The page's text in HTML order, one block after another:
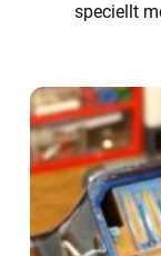
speciellt